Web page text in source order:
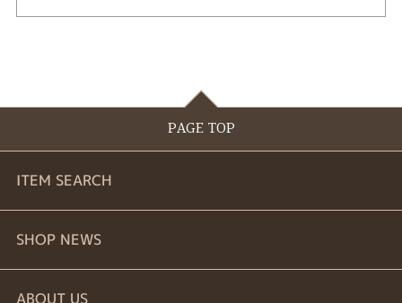
PAGE TOP
ITEM SEARCH
婚約指輪
結婚指輪
SHOP NEWS
商品一覧
ABOUT US